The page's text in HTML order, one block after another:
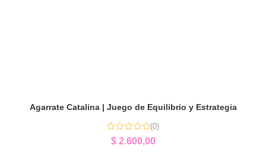
Agarrate Catalina | Juego de Equilibrio y Estrategia
(0)
$2.600,00